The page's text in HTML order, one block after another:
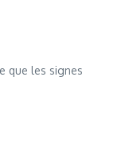
que les signes